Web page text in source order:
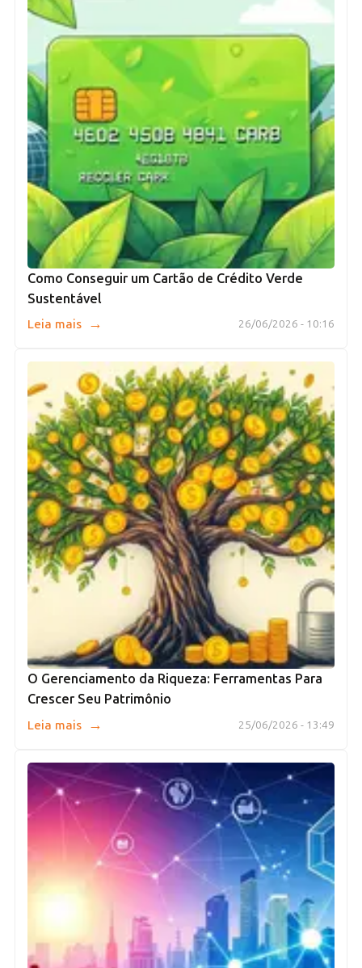
Como Conseguir um Cartão de Crédito Verde
Sustentável
26/06/2026 - 10:16
Leia mais →
O Gerenciamento da Riqueza: Ferramentas Para
Crescer Seu Patrimônio
25/06/2026 - 13:49
Leia mais →